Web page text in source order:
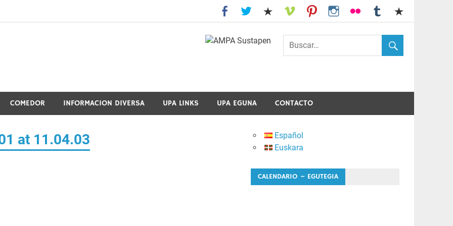
COMEDOR INFORMACION DIVERSA UPA LINKS UPA EGUNA CONTACTO
at 11.04.03
Español
Euskara
CALENDARIO – EGUTEGIA